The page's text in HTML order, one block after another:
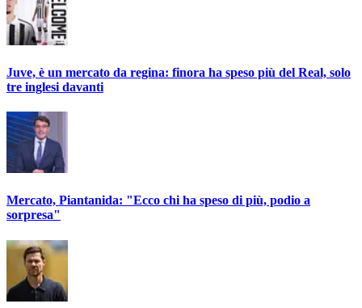
Juve, è un mercato da regina: finora ha speso più del Real, solo
tre inglesi davanti
Mercato, Piantanida: "Ecco chi ha speso di più, podio a
sorpresa"